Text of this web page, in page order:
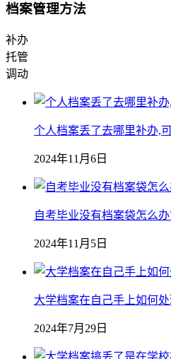
档案管理方法
补办
托管
调动
个人档案丢了去哪里补办,
2024年11月6日
自考毕业没有档案袋怎么办
2024年11月5日
大学档案在自己手上如何处
2024年7月29日